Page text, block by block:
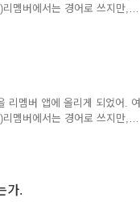
멤버에서는 경어로 쓰지만,
뷰 요청을 하기 위한 선별작
요한 안건은 다음으로 미루고
30분이나 일찍 오다니..
리멤버 앱에 올리게 되었어. 여
멤버에서는 경어로 쓰지만,
GUI 디자인으로 시작해서
들에게 도움이 될까 싶기도
가.